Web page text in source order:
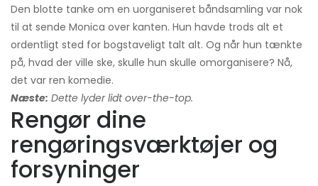
Den blotte tanke om en uorganiseret båndsamling var nok
til at sende Monica over kanten. Hun havde trods alt et
ordentligt sted for bogstaveligt talt alt. Og når hun tænkte
på, hvad der ville ske, skulle hun skulle omorganisere? Nå,
det var ren komedie.
Næste: Dette lyder lidt over-the-top.
Rengør dine
rengøringsværktøjer og
forsyninger